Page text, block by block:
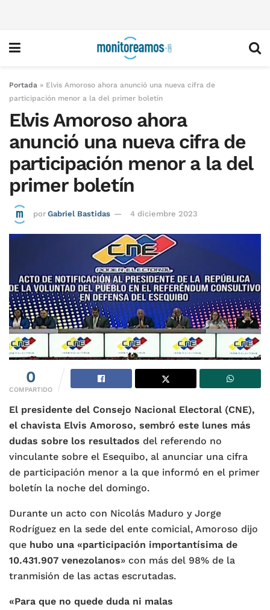
Portada » Elvis Amoroso ahora anunció una nueva cifra de
participación menor a la del primer boletín
Elvis Amoroso ahora
anunció una nueva cifra de
participación menor a la del
primer boletín
por Gabriel Bastidas 4 diciembre 2023
0
COMPARTIDO
El presidente del Consejo Nacional Electoral (CNE),
el chavista Elvis Amoroso, sembró este lunes más
dudas sobre los resultados del referendo no
vinculante sobre el Esequibo, al anunciar una cifra
de participación menor a la que informó en el primer
boletín la noche del domingo.
Durante un acto con Nicolás Maduro y Jorge
Rodríguez en la sede del ente comicial, Amoroso dijo
que hubo una «participación importantísima de
10.431.907 venezolanos» con más del 98% de la
tranmisión de las actas escrutadas.
«Para que no quede duda ni malas